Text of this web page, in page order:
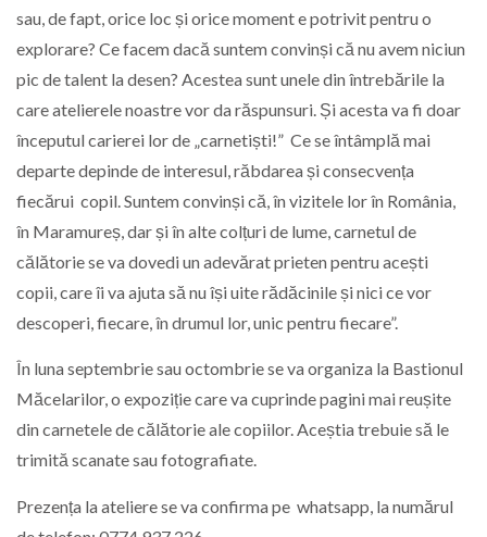
sau, de fapt, orice loc și orice moment e potrivit pentru o
explorare? Ce facem dacă suntem convinși că nu avem niciun
pic de talent la desen? Acestea sunt unele din întrebările la
care atelierele noastre vor da răspunsuri. Și acesta va fi doar
începutul carierei lor de „carnetiști!” Ce se întâmplă mai
departe depinde de interesul, răbdarea și consecvența
fiecărui copil. Suntem convinși că, în vizitele lor în România,
în Maramureș, dar și în alte colțuri de lume, carnetul de
călătorie se va dovedi un adevărat prieten pentru acești
copii, care îi va ajuta să nu își uite rădăcinile și nici ce vor
descoperi, fiecare, în drumul lor, unic pentru fiecare”.
În luna septembrie sau octombrie se va organiza la Bastionul
Măcelarilor, o expoziție care va cuprinde pagini mai reușite
din carnetele de călătorie ale copiilor. Aceștia trebuie să le
trimită scanate sau fotografiate.
Prezența la ateliere se va confirma pe whatsapp, la numărul